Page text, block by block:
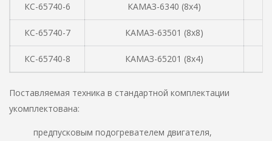
КС-65740-6 КАМАЗ-6340 (8х4)
КС-65740-7 КАМАЗ-63501 (8х8)
КС-65740-8 КАМАЗ-65201 (8х4)
Поставляемая техника в стандартной комплектации
укомплектована:
предпусковым подогревателем двигателя,